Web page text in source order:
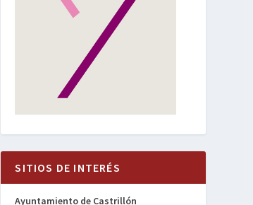
SITIOS DE INTERÉS
Ayuntamiento de Castrillón